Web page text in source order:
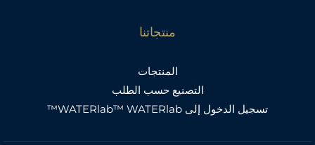
منتجاتنا
المنتجات
التصنيع حسب الطلب
تسجيل الدخول إلى WATERlab™ WATERlab™